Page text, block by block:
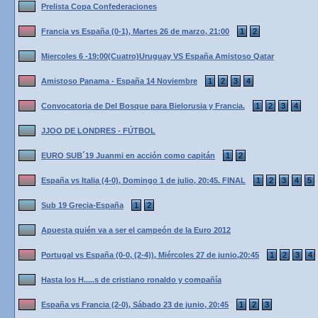
Prelista Copa Confederaciones
Francia vs España (0-1), Martes 26 de marzo, 21:00 1 2
Miercoles 6 -19:00(Cuatro)Uruguay VS España Amistoso Qatar
Amistoso Panama - España 14 Noviembre 1 2 3 4
Convocatoria de Del Bosque para Bielorusia y Francia. 1 2 3 4
JJOO DE LONDRES - FÚTBOL
EURO SUB´19 Juanmi en acción como capitán 1 2
España vs Italia (4-0), Domingo 1 de julio, 20:45. FINAL 1 2 3 4 5
Sub 19 Grecia-España 1 2
Apuesta quién va a ser el campeón de la Euro 2012
Portugal vs España (0-0, (2-4)), Miércoles 27 de junio,20:45 1 2 3 4
Hasta los H.....s de cristiano ronaldo y compañía
España vs Francia (2-0), Sábado 23 de junio, 20:45 1 2 3